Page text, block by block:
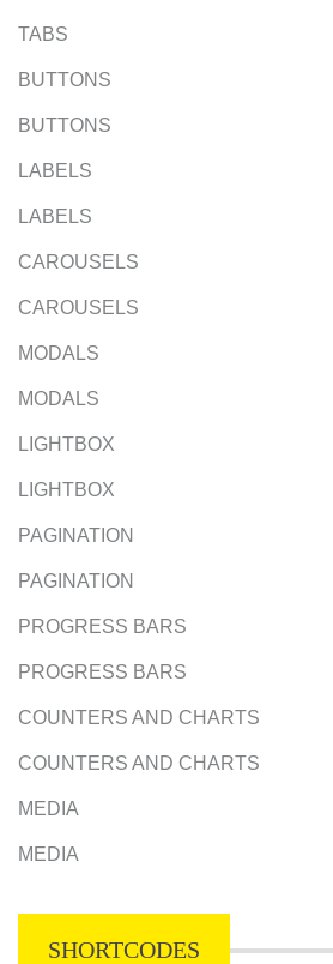
TABS
BUTTONS
BUTTONS
LABELS
LABELS
CAROUSELS
CAROUSELS
MODALS
MODALS
LIGHTBOX
LIGHTBOX
PAGINATION
PAGINATION
PROGRESS BARS
PROGRESS BARS
COUNTERS AND CHARTS
COUNTERS AND CHARTS
MEDIA
MEDIA
SHORTCODES